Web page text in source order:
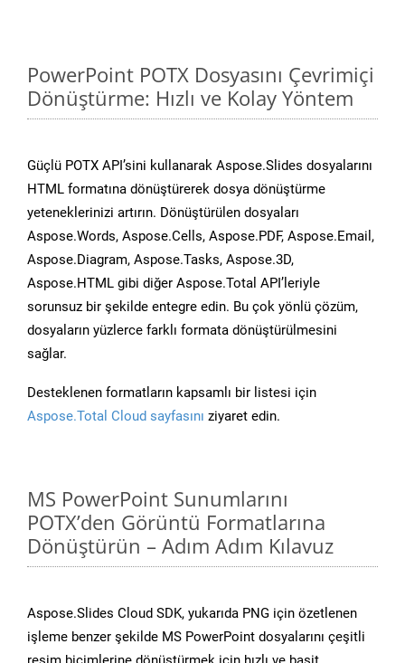
PowerPoint POTX Dosyasını Çevrimiçi
Dönüştürme: Hızlı ve Kolay Yöntem
Güçlü POTX API’sini kullanarak Aspose.Slides dosyalarını
HTML formatına dönüştürerek dosya dönüştürme
yeteneklerinizi artırın. Dönüştürülen dosyaları
Aspose.Words, Aspose.Cells, Aspose.PDF, Aspose.Email,
Aspose.Diagram, Aspose.Tasks, Aspose.3D,
Aspose.HTML gibi diğer Aspose.Total API’leriyle
sorunsuz bir şekilde entegre edin. Bu çok yönlü çözüm,
dosyaların yüzlerce farklı formata dönüştürülmesini
sağlar.
Desteklenen formatların kapsamlı bir listesi için
Aspose.Total Cloud sayfasını ziyaret edin.
MS PowerPoint Sunumlarını
POTX’den Görüntü Formatlarına
Dönüştürün – Adım Adım Kılavuz
Aspose.Slides Cloud SDK, yukarıda PNG için özetlenen
işleme benzer şekilde MS PowerPoint dosyalarını çeşitli